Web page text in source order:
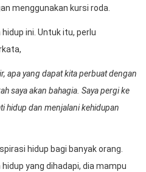
menggunakan kursi roda.
ini. Untuk itu, perlu
apa yang dapat kita perbuat dengan
saya akan bahagia. Saya pergi ke
hidup dan menjalani kehidupan
hidup bagi banyak orang.
yang dihadapi, dia mampu